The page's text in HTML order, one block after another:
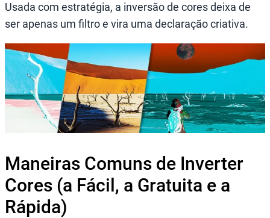
Usada com estratégia, a inversão de cores deixa de
ser apenas um filtro e vira uma declaração criativa.
Maneiras Comuns de Inverter
Cores (a Fácil, a Gratuita e a
Rápida)